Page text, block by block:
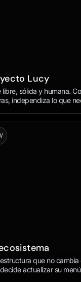
Lucy
libre, sólida y humana.
independiza lo que
que no
actualizar su